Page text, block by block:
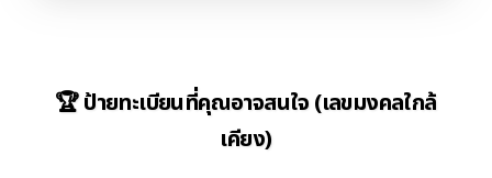
🏆 ป้ายทะเบียนที่คุณอาจสนใจ (เลขมงคลใกล้
เคียง)